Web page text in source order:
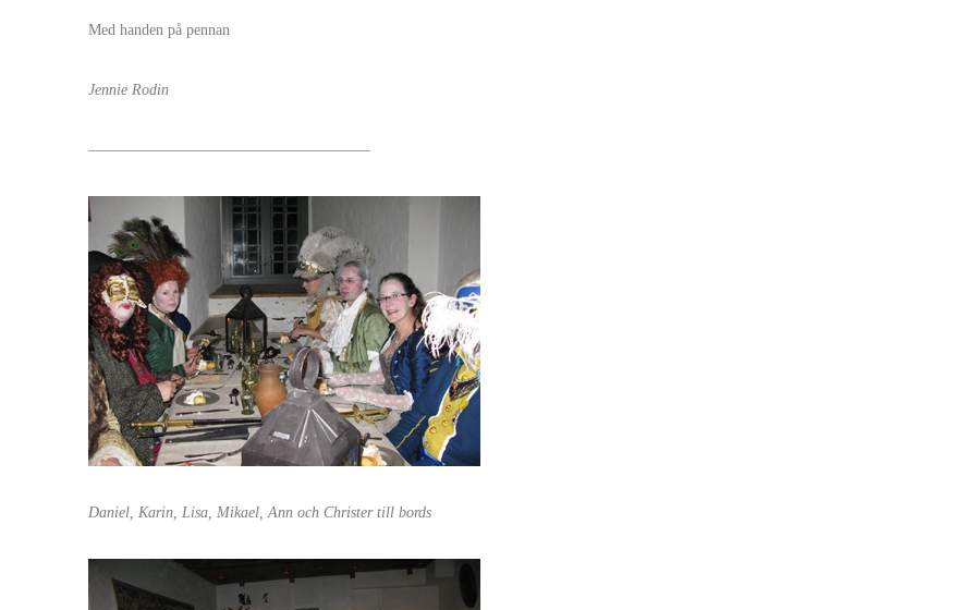
Med handen på pennan
Jennie Rodin
——————————————————–
Daniel, Karin, Lisa, Mikael, Ann och Christer till bords